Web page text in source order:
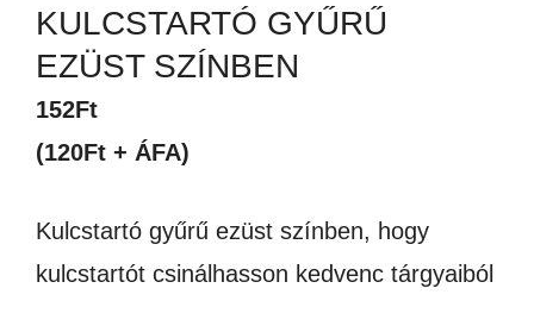
KULCSTARTÓ GYŰRŰ
EZÜST SZÍNBEN
152Ft
(120Ft + ÁFA)
Kulcstartó gyűrű ezüst színben, hogy
kulcstartót csinálhasson kedvenc tárgyaiból